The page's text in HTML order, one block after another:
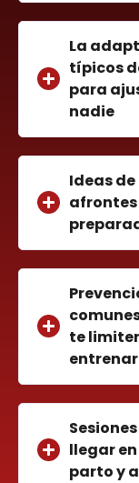
La
típicos
para
nadie
Ideas
te
entrenar
llegar
parto y